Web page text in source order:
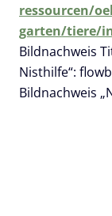
ressourcen/
garten/tiere/
Bildnachweis
Nisthilfe“:
Bildnachweis